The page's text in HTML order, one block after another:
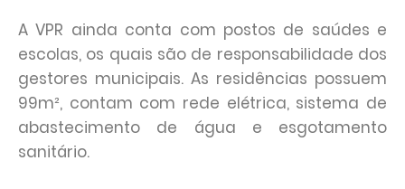
A VPR ainda conta com postos de saúdes e
escolas, os quais são de responsabilidade dos
gestores municipais. As residências possuem
99m², contam com rede elétrica, sistema de
abastecimento de água e esgotamento
sanitário.